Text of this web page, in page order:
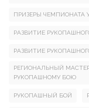
ПРИЗЕРЫ
РАЗВИТИЕ
РАЗВИТИЕ
РЕГИОНАЛЬНЫЙ
РУКОПАШНОМУ БОЮ
РУКОПАШНЫЙ БОЙ